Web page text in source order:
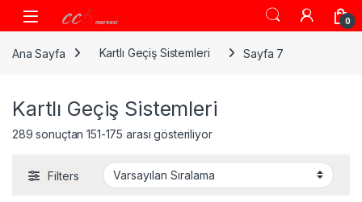
Skip to navigation
Skip to content
0
Ana Sayfa Kartlı Geçiş Sistemleri Sayfa 7
Kartlı Geçiş Sistemleri
289 sonuçtan 151-175 arası gösteriliyor
Filters